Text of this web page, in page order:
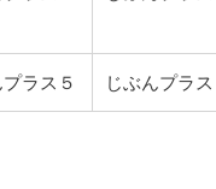
ラス５ じぶんプラス